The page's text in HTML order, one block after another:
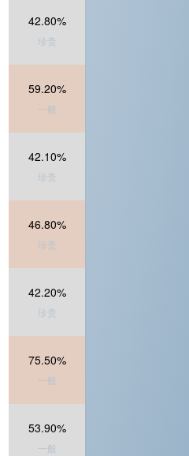
42.80%
珍贵
59.20%
一般
42.10%
珍贵
46.80%
珍贵
42.20%
珍贵
75.50%
一般
53.90%
一般